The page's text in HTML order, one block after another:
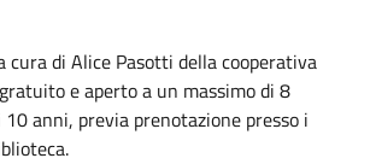
cura di Alice Pasotti della cooperativa
gratuitoe aperto a un massimo di 8
10 anni, previa prenotazione presso i